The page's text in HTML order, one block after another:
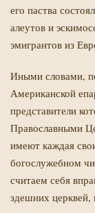
его паства
алеутов и
эмигрантов из
Иными словами,
Американской
представители
Православными
имеют каждая
богослужебном
считаем себя
здешних церквей,